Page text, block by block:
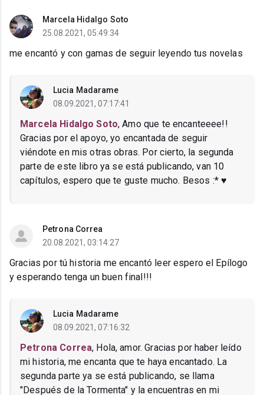
Marcela Hidalgo Soto
25.08.2021, 05:49:34
me encantó y con gamas de seguir leyendo tus novelas
Lucia Madarame
08.09.2021, 07:17:41
Marcela Hidalgo Soto, Amo que te encanteeee!!
Gracias por el apoyo, yo encantada de seguir
viéndote en mis otras obras. Por cierto, la segunda
parte de este libro ya se está publicando, van 10
capítulos, espero que te guste mucho. Besos :* ♥
Petrona Correa
20.08.2021, 03:14:27
Gracias por tú historia me encantó leer espero el Epílogo
y esperando tenga un buen final!!!
Lucia Madarame
08.09.2021, 07:16:32
Petrona Correa, Hola, amor. Gracias por haber leído
mi historia, me encanta que te haya encantado. La
segunda parte ya se está publicando, se llama
"Después de la Tormenta" y la encuentras en mi